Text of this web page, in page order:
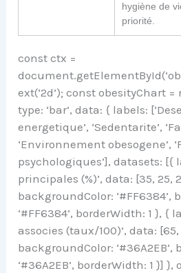
hygiène de
priorité.
const ctx =
ext(‘2d’); const obesityChart
type: ‘bar’, data: { labels:
energetique’, ‘Sedentarite’,
‘Environnement obesogene’,
psychologiques’], datasets: [{
principales (%)’, data: [35, 25,
backgroundColor: ‘#FF6384’,
‘#FF6384’, borderWidth: 1 }, {
associes (taux/100)’, data: [65,
backgroundColor: ‘#36A2EB’,
‘#36A2EB’, borderWidth: 1 }]